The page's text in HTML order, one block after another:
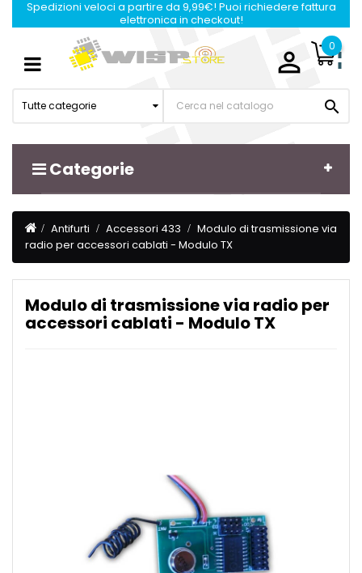
Spedizioni veloci a partire da 9,99€! Puoi richiedere fattura
elettronica in checkout!

0
Tutte categorie 
Categorie
Toggle
Antifurti Accessori 433
Modulo di trasmissione via
radio per accessori cablati - Modulo TX
Modulo di trasmissione via radio per
accessori cablati - Modulo TX